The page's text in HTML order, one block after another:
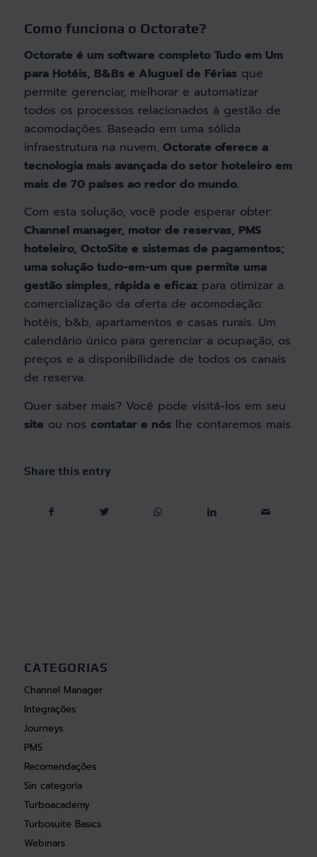
Como funciona o Octorate?
Octorate é um software completo Tudo em Um
para Hotéis, B&Bs e Aluguel de Fériasque
permite gerenciar, melhorar e automatizar
todos os processos relacionados à gestão de
acomodações. Baseado em uma sólida
infraestrutura na nuvem,Octorate oferece a
tecnologia mais avançada do setor hoteleiro em
mais de 70 países ao redor do mundo.
Com esta solução, você pode esperar obter:
Channel manager, motor de reservas, PMS
hoteleiro, OctoSite e sistemas de pagamentos;
uma solução tudo-em-um que permite uma
gestão simples, rápida e eficazpara otimizar a
comercialização da oferta de acomodação:
hotéis, b&b, apartamentos e casas rurais. Um
calendário único para gerenciar a ocupação, os
preços e a disponibilidade de todos os canais
de reserva.
Quer saber mais? Você pode visitá-los em seu
site ou nos contatare nóslhe contaremos mais.
Share this entry
CATEGORIAS
Channel Manager
Integrações
Journeys
PMS
Recomendações
Sin categoría
Turboacademy
Turbosuite Basics
Webinars